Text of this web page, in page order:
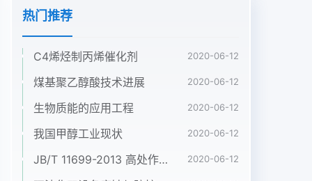
三者取一)、催化剂(浓硫酸、对甲苯磺CNMHG认为
化反应基本完成者取-),搅拌。装好温度计、分水
器、回流冷凝管,得烧瓶中反加冷却后倒入分液漏斗,
先水洗收稿日期:20-09-08作者简介:王克纳(1叨
从事纺织品功能性整理及其助剂的研究与开发。王克
纳等:缩醇甲基丙烯酸双酯的合成次,再用10%NaOH
应液呈无色,团>10后再水洗2结果与讨论至中性。最
热门推荐
C4烯烃制丙烯催化剂 2020-06-12
煤基聚乙醇酸技术进展 2020-06-12
生物质能的应用工程 2020-06-12
我国甲醇工业现状 2020-06-12
JB/T 11699-2013 高处作业吊篮安装、拆卸、使用技术规程 2020-06-12